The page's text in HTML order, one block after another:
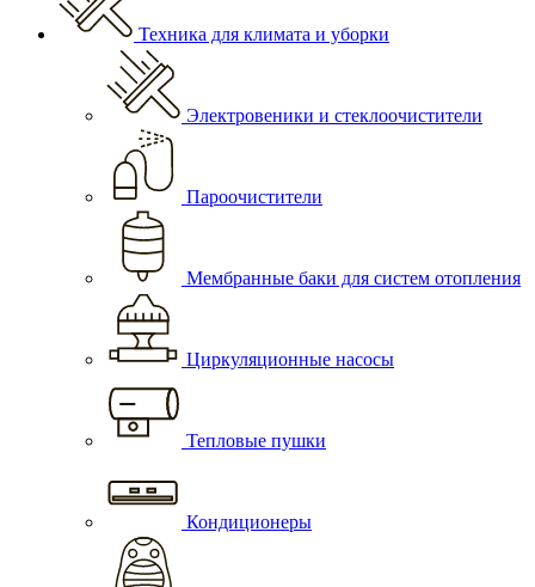
Техника для климата и уборки
Электровеники и стеклоочистители
Пароочистители
Мембранные баки для систем отопления
Циркуляционные насосы
Тепловые пушки
Кондиционеры